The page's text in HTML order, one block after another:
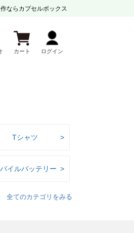
ならカプセルボックス
カート ログイン
Tシャツ
イルバッテリー
全てのカテゴリをみる